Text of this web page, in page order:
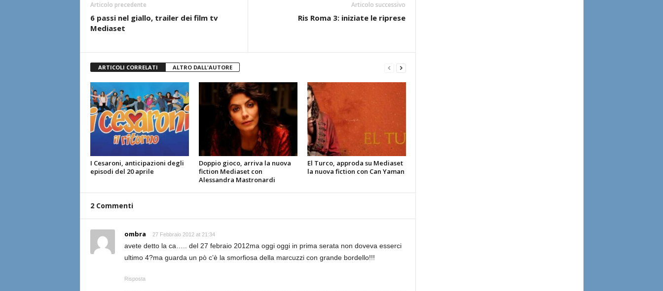
Articolo precedente
6 passi nel giallo, trailer dei film tv
Mediaset
Articolo successivo
Ris Roma 3: iniziate le riprese
ARTICOLI CORRELATI ALTRO DALL'AUTORE
I Cesaroni, anticipazioni degli
episodi del 20 aprile
Doppio gioco, arriva la nuova
fiction Mediaset con
Alessandra Mastronardi
El Turco, approda su Mediaset
la nuova fiction con Can Yaman
2 Commenti
ombra 27 Febbraio 2012 at 21:34
avete detto la ca….. del 27 febraio 2012ma oggi oggi in prima serata non doveva esserci
ultimo 4?ma guarda un pò c’è la smorfiosa della marcuzzi con grande bordello!!!
Risposta